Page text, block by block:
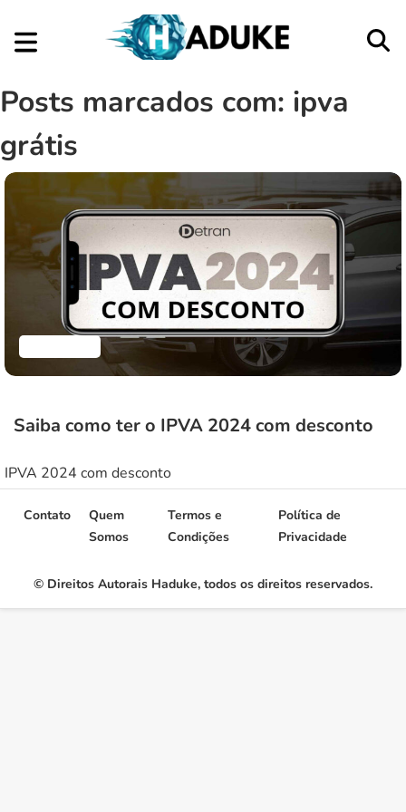
Posts marcados com: ipva
grátis
Saiba como ter o IPVA 2024 com desconto
IPVA 2024 com desconto
© Direitos Autorais Haduke, todos os direitos reservados.
Contato
Quem
Somos
Termos e
Condições
Política de
Privacidade